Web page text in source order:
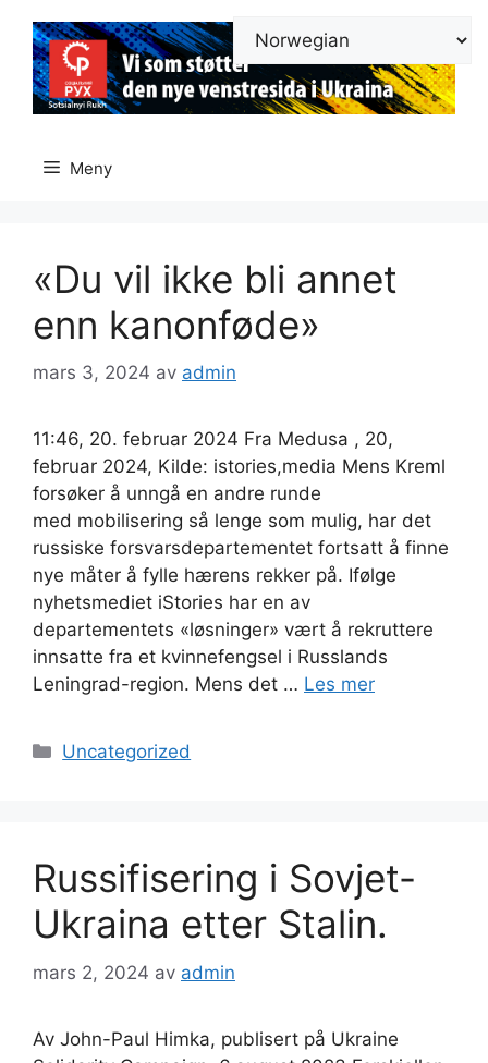
innhold
Meny
«Du vil ikke bli annet
enn kanonføde»
mars 3, 2024 av admin
11:46, 20. februar 2024 Fra Medusa , 20,
februar 2024, Kilde: istories,media Mens Kreml
forsøker å unngå en andre runde
med mobilisering så lenge som mulig, har det
russiske forsvarsdepartementet fortsatt å finne
nye måter å fylle hærens rekker på. Ifølge
nyhetsmediet iStories har en av
departementets «løsninger» vært å rekruttere
innsatte fra et kvinnefengsel i Russlands
Leningrad-region. Mens det … Les mer
Kategorier
Uncategorized
Russifisering i Sovjet-
Ukraina etter Stalin.
mars 2, 2024 av admin
Av John-Paul Himka, publisert på Ukraine